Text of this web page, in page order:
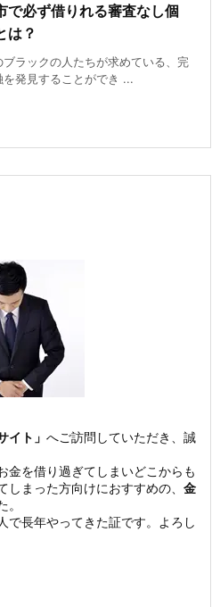
で必ず借りれる審査なし個
は？
ラックの人たちが求めている、完
発見することができ ...
イト」 へご訪問していただき、誠
金を借り過ぎてしまいどこからも
まった方向けにおすすめの、 金
。
で長年やってきた証です。よろし